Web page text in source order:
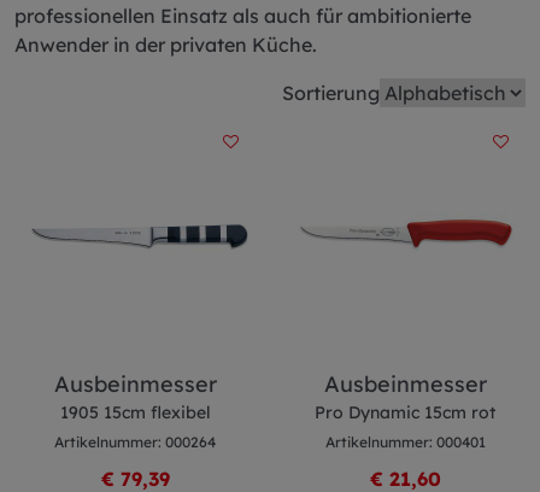
professionellen Einsatz als auch für ambitionierte
Anwender in der privaten Küche.
Sortierung
Ausbeinmesser
1905 15cm flexibel
Artikelnummer: 000264
€ 79,39
Ausbeinmesser
Pro Dynamic 15cm rot
Artikelnummer: 000401
€ 21,60